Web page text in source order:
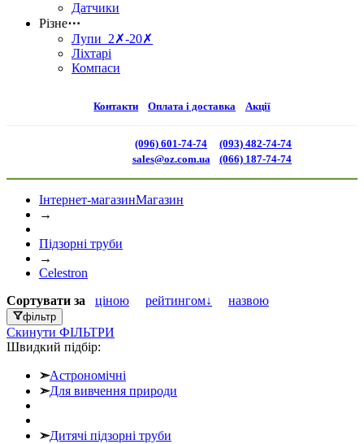
Датчики
Різне⋯
Лупи 2✗-20✗
Ліхтарі
Компаси
Контакти Оплата і доставка Акції
(096) 601-74-74
sales@oz.com.ua
(093) 482-74-74
(066) 187-74-74
Інтернет-магазинМагазин
→
Підзорні труби
→
Celestron
Сортувати за ціною рейтингом↓ назвою
фільтр
Скинути ФІЛЬТРИ
Швидкий підбір:
➣Астрономічні
➣Для вивчення природи
➣Дитячі підзорні труби